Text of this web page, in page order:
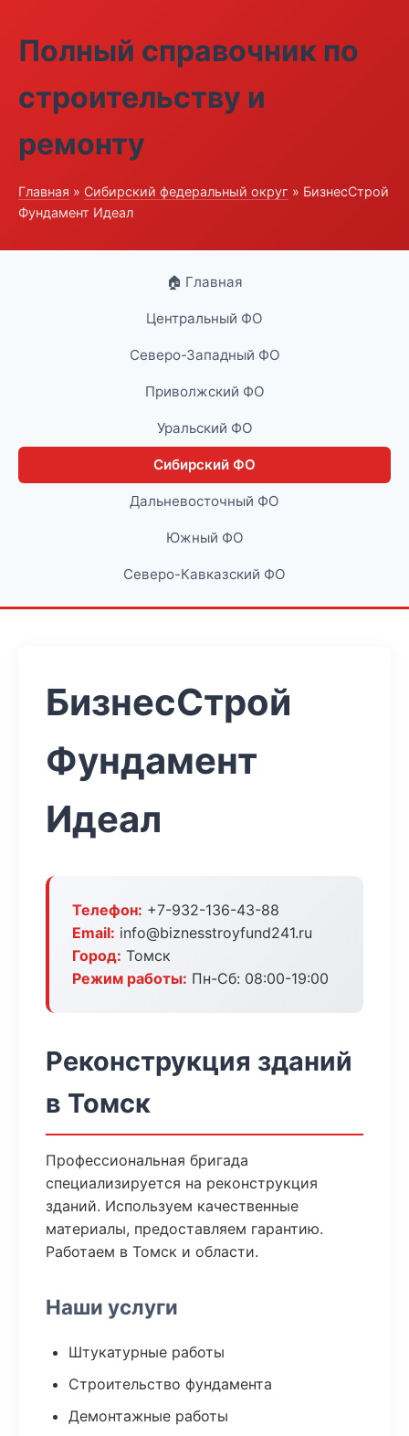
Полный справочник по
строительству и
ремонту
Главная » Сибирский федеральный округ » БизнесСтрой
Фундамент Идеал
🏠 Главная
Центральный ФО
Северо-Западный ФО
Приволжский ФО
Уральский ФО
Сибирский ФО
Дальневосточный ФО
Южный ФО
Северо-Кавказский ФО
БизнесСтрой
Фундамент
Идеал
Телефон: +7-932-136-43-88
Email: info@biznesstroyfund241.ru
Город: Томск
Режим работы: Пн-Сб: 08:00-19:00
Реконструкция зданий
в Томск
Профессиональная бригада
специализируется на реконструкция
зданий. Используем качественные
материалы, предоставляем гарантию.
Работаем в Томск и области.
Наши услуги
Штукатурные работы
Строительство фундамента
Демонтажные работы